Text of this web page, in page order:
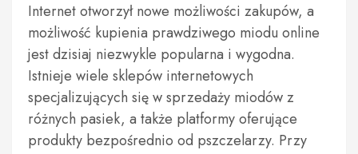
Internet otworzył nowe możliwości zakupów, a
możliwość kupienia prawdziwego miodu online
jest dzisiaj niezwykle popularna i wygodna.
Istnieje wiele sklepów internetowych
specjalizujących się w sprzedaży miodów z
różnych pasiek, a także platformy oferujące
produkty bezpośrednio od pszczelarzy. Przy